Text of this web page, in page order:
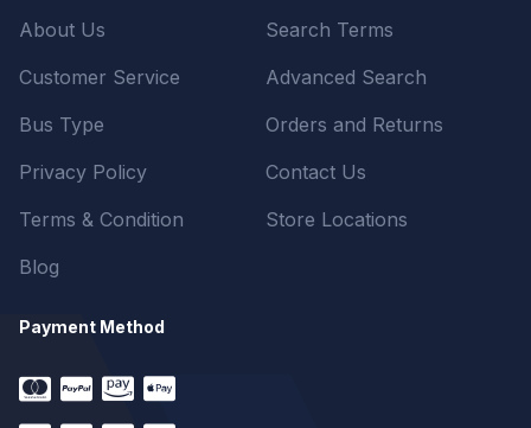
About Us
Customer Service
Bus Type
Privacy Policy
Terms & Condition
Blog
Search Terms
Advanced Search
Orders and Returns
Contact Us
Store Locations
Payment Method